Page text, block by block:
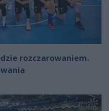
rozczarowaniem.